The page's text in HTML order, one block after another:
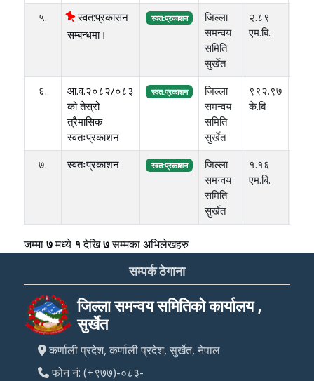
५.
स्वत:प्रकासन
सम्बन्धमा।
स्वत:प्रकाशन
जिल्ला
समन्वय
समिति
सुर्खेत
२.८९
एम.बि.
६.
आ.व.२०८२/०८३
को तेस्रो
त्रैमासिक
स्वतःप्रकाशन
स्वत:प्रकाशन
जिल्ला
समन्वय
समिति
सुर्खेत
९९२.९७
के.बि
७. स्वतःप्रकाशन स्वत:प्रकाशन
जिल्ला
समन्वय
समिति
सुर्खेत
१.१६
एम.बि.
जम्मा७मध्ये १देखि७सम्मका अभिलेखहरु
सम्पर्क ठेगाना
जिल्ला समन्वय समितिको कार्यालय ,
सुर्खेत
कर्णाली प्रदेश, कर्णाली प्रदेश, सुर्खेत, नेपाल
फोन नं: (+९७७)-०८३-